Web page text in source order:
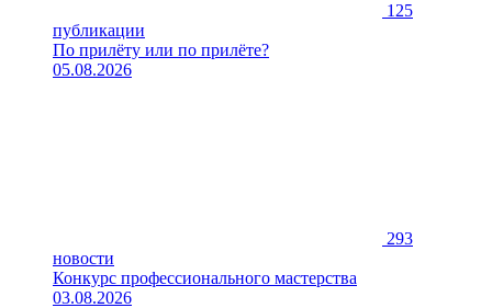
125
публикации
По прилёту или по прилёте?
05.08.2026
293
новости
Конкурс профессионального мастерства
03.08.2026